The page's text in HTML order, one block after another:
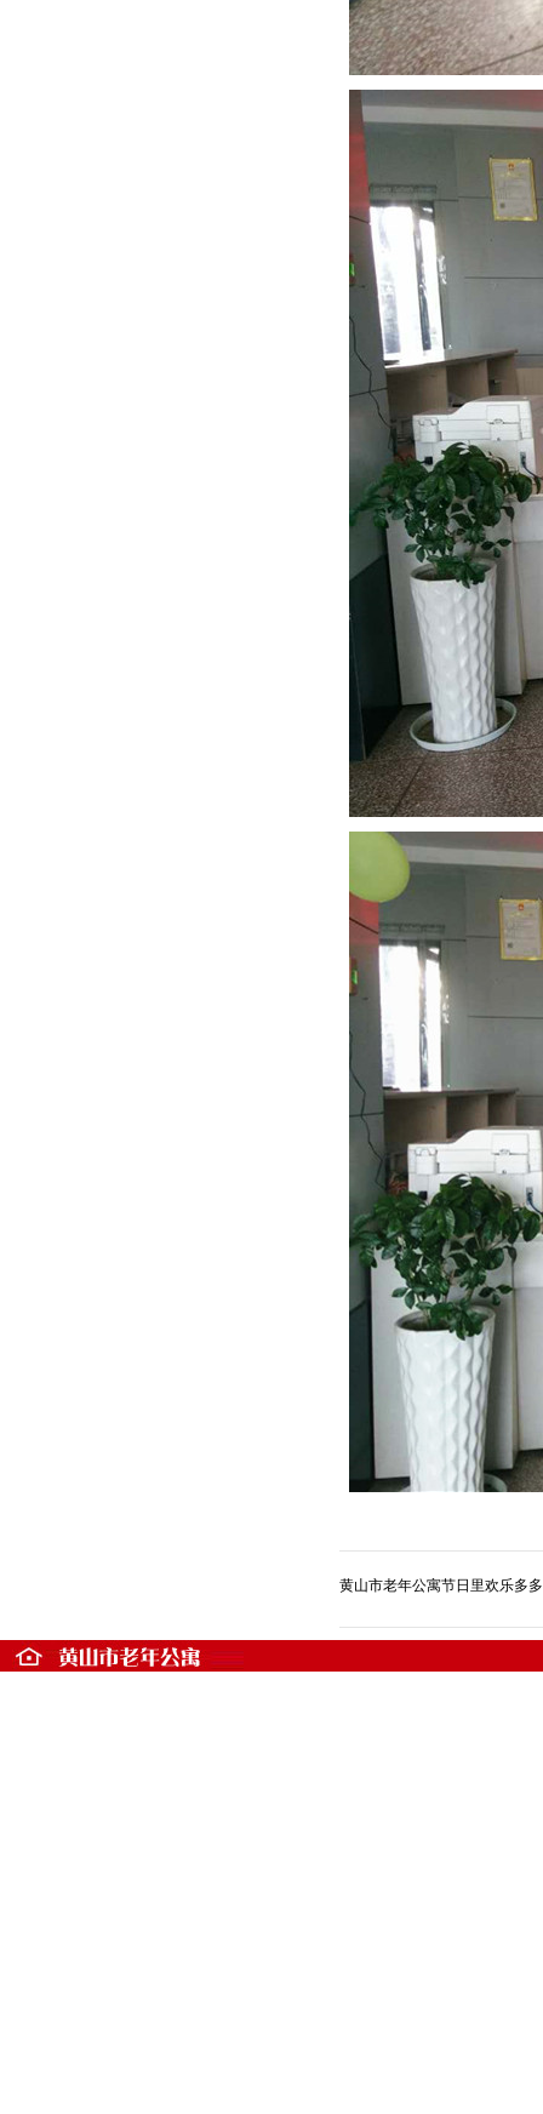
黄山市老年公寓节日里欢乐多多